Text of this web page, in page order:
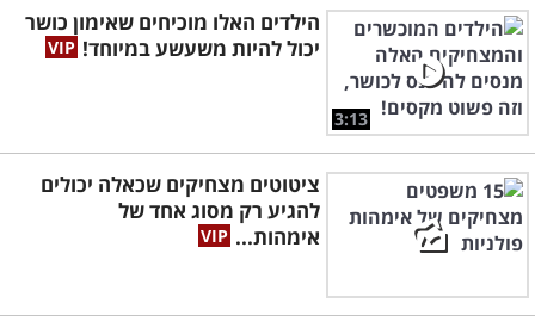
3:13
הילדים האלו מוכיחים שאימון כושר
יכול להיות משעשע במיוחד!
ציטוטים מצחיקים שכאלה יכולים
להגיע רק מסוג אחד של
אימהות...